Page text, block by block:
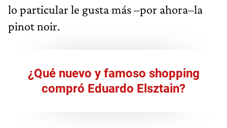
lo particular le gusta más –por ahora–la
pinot noir.
¿Qué nuevo y famoso shopping
compró Eduardo Elsztain?